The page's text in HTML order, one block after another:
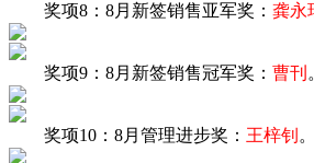
奖项8：8月新签销售亚军奖： 龚永
奖项9：8月新签销售冠军奖： 曹刊
奖项10：8月管理进步奖： 王梓钊 。